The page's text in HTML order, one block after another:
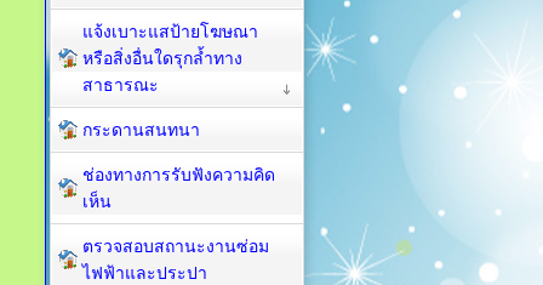
แจ้งเบาะแสป้ายโฆษณา
หรือสิ่งอื่นใดรุกล้ำทาง
สาธารณะ
กระดานสนทนา
ช่องทางการรับฟังความคิด
เห็น
ตรวจสอบสถานะงานซ่อม
ไฟฟ้าและประปา